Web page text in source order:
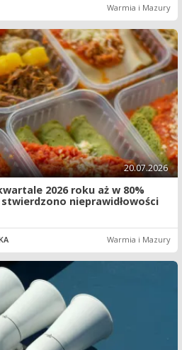
Warmia i Mazury
20.07.2026
2026 roku aż w 80%
nieprawidłowości
Warmia i Mazury